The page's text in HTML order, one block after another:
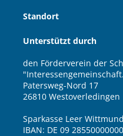
Standort
Unterstützt durch
den Förderverein der
Patersweg-Nord 17
26810 Westoverledingen
Sparkasse Leer Wittmund
IBAN: DE 09